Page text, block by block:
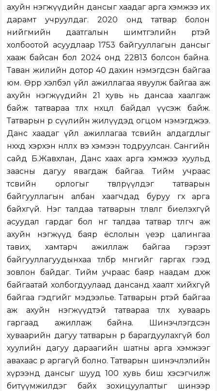
ахуйн нэгжүүдийн дансыг хаадаг арга хэмжээ их
дарамт учруулдаг. 2020 онд татвар болон
нийгмийн даатгалын шимтгэлийн өртэй
холбоотой асуудлаар 1753 байгууллагын дансыг
хааж байсан бол 2024 онд 22813 болсон байна.
Таван жилийн дотор 40 дахин нэмэгдсэн байгаа
юм. Өөрөөр хэлбэл үйл ажиллагаа явуулж байгаа аж
ахуйн нэгжүүдийн 21 хувь нь дансаа хаалгаж
байж татвараа төлөх нөхцөл байдал үүсэж байж.
Татварын өр сүүлийн жилүүдэд огцом нэмэгджээ.
Данс хаадаг үйл ажиллагаа төсвийн алдагдлыг
нөхөхөд хэрхэн нөлөөлөх вэ хэмээн тодруулсан. Сангийн
сайд Б.Жавхлан, Данс хаах арга хэмжээ хуульд
заасны дагуу явагдаж байгаа. Тийм учраас
төсвийн орлогыг төвлөрүүлдэг татварын
байгууллагын албан хаагчдад буруу өгөх арга
байхгүй. Нэг талдаа татварын төлөвлөгөө биелэхгүй
асуудал гардаг бол нөгөө талдаа татвар төлөгч аж
ахуйн нэгжүүд баяр ёслолын үеэр цалингаа
тавих, хамтарч ажиллаж байгаа гэрээт
байгууллагуудынхаа төлбөр мөнгийг гаргах гээд
зовлон байдаг. Тийм учраас баяр наадам дөхөж
байгаатай холбогдуулаад дансанд хаалт хийхгүй
байгаа гэдгийг мэдээлье. Татварын өртэй байгаа
аж ахуйн нэгжүүдтэй татвараа төлөх хуваарь
гаргаад ажиллаж байна. Шинэчлэгдсэн
хуваарийн дагуу татварын өрөө барагдуулахгүй бол
хуулийн дагуу дараагийн шатны арга хэмжээг
авахаас өөр аргагүй болно. Татварын шинэчлэлийн
хүрээнд дансыг шууд 100 хувь биш хэсэгчилж
битүүмжилдэг байх зохицуулалтыг шинээр